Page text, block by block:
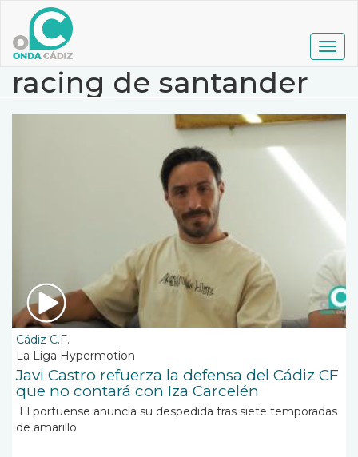
contenido
principal
racing de santander
Cádiz C.F.
La Liga Hypermotion
Javi Castro refuerza la defensa del Cádiz CF
que no contará con Iza Carcelén
El portuense anuncia su despedida tras siete temporadas
de amarillo